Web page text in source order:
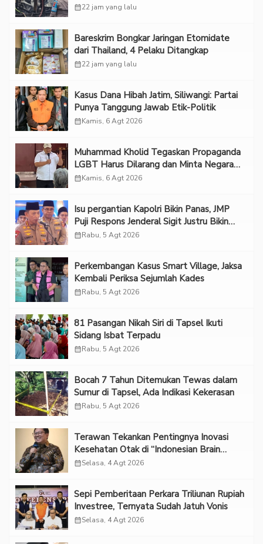
calendar_month22 jam yang lalu
Bareskrim Bongkar Jaringan Etomidate
dari Thailand, 4 Pelaku Ditangkap
calendar_month22 jam yang lalu
Kasus Dana Hibah Jatim, Siliwangi: Partai
Punya Tanggung Jawab Etik-Politik
calendar_monthKamis, 6 Agt 2026
Muhammad Kholid Tegaskan Propaganda
LGBT Harus Dilarang dan Minta Negara
Melindungi Korban
calendar_monthKamis, 6 Agt 2026
Isu pergantian Kapolri Bikin Panas, JMP
Puji Respons Jenderal Sigit Justru Bikin
“Adem”
calendar_monthRabu, 5 Agt 2026
Perkembangan Kasus Smart Village, Jaksa
Kembali Periksa Sejumlah Kades
calendar_monthRabu, 5 Agt 2026
81 Pasangan Nikah Siri di Tapsel Ikuti
Sidang Isbat Terpadu
calendar_monthRabu, 5 Agt 2026
Bocah 7 Tahun Ditemukan Tewas dalam
Sumur di Tapsel, Ada Indikasi Kekerasan
calendar_monthRabu, 5 Agt 2026
Terawan Tekankan Pentingnya Inovasi
Kesehatan Otak di “Indonesian Brain
Forum 2026 UPN Veteran Jakarta”
calendar_monthSelasa, 4 Agt 2026
Sepi Pemberitaan Perkara Triliunan Rupiah
Investree, Ternyata Sudah Jatuh Vonis
calendar_monthSelasa, 4 Agt 2026